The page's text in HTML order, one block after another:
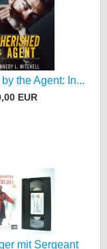
the Agent: In...
EUR
mit Sergeant